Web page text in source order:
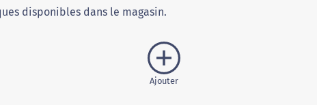
disponibles dans le magasin.
Ajouter